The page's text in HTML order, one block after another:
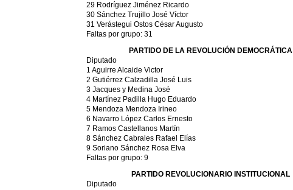
29 Rodríguez Jiménez Ricardo
30 Sánchez Trujillo José Víctor
31 Verástegui Ostos César Augusto
Faltas por grupo: 31
PARTIDO DE LA REVOLUCIÓN DEMOCRÁTICA
Diputado
1 Aguirre Alcaide Victor
2 Gutiérrez Calzadilla José Luis
3 Jacques y Medina José
4 Martínez Padilla Hugo Eduardo
5 Mendoza Mendoza Irineo
6 Navarro López Carlos Ernesto
7 Ramos Castellanos Martín
8 Sánchez Cabrales Rafael Elías
9 Soriano Sánchez Rosa Elva
Faltas por grupo: 9
PARTIDO REVOLUCIONARIO INSTITUCIONAL
Diputado